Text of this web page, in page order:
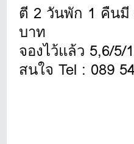
ตี 2 วันพัก 1 คืนมี
บาท
จองไว้แล้ว 5,6/
สนใจ Tel : 089